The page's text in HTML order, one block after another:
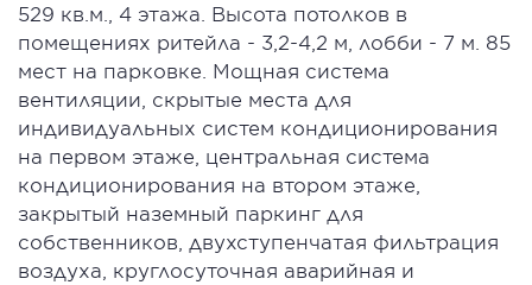
529 кв.м., 4 этажа. Высота потолков в
помещениях ритейла - 3,2-4,2 м, лобби - 7 м. 85
мест на парковке. Мощная система
вентиляции, скрытые места для
индивидуальных систем кондиционирования
на первом этаже, центральная система
кондиционирования на втором этаже,
закрытый наземный паркинг для
собственников, двухступенчатая фильтрация
воздуха, круглосуточная аварийная и